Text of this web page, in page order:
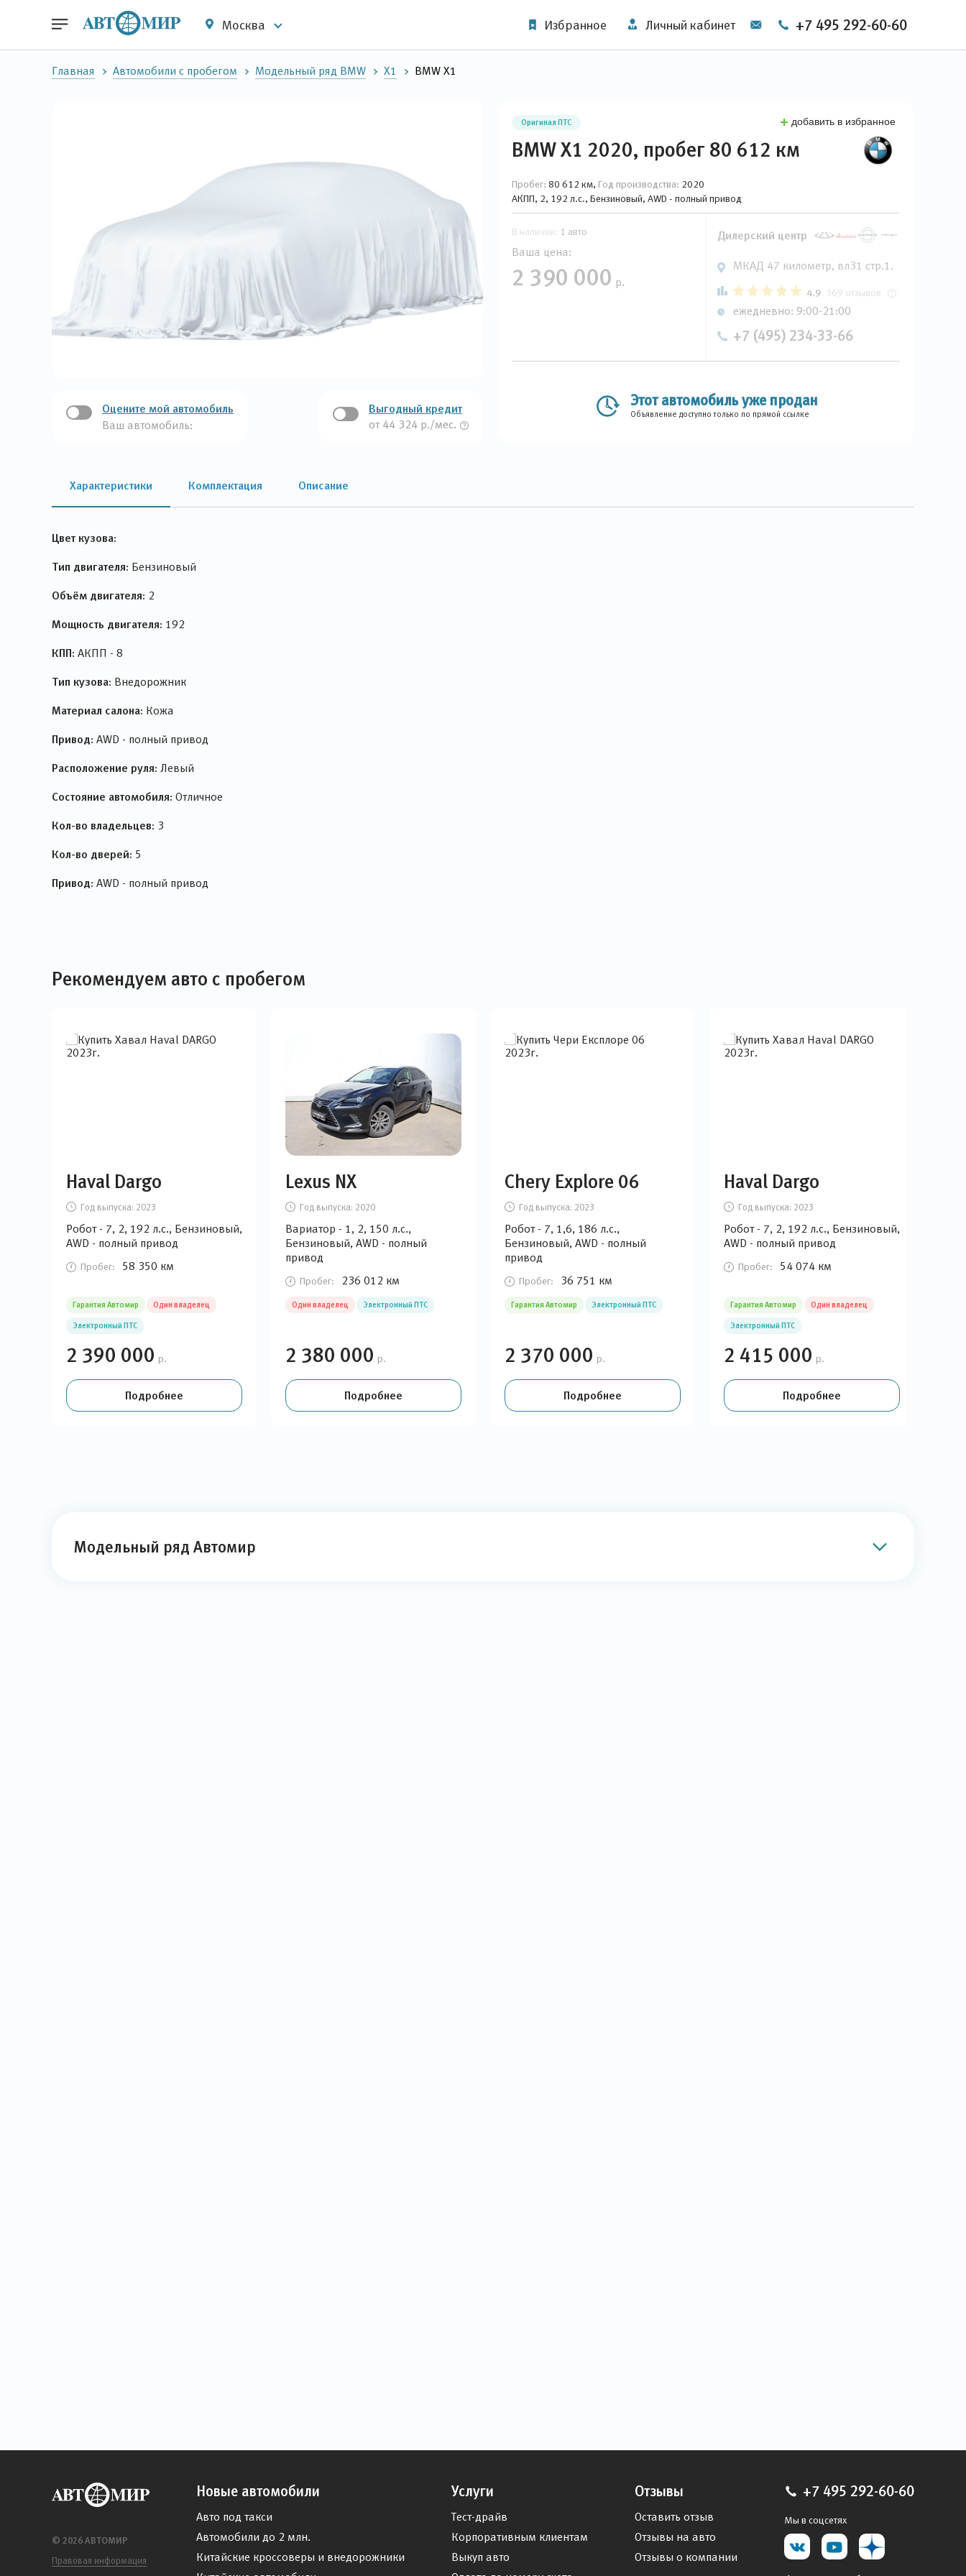
Москва Избранное Личный кабинет +7 495 292-60-60
Главная Автомобили с пробегом Модельный ряд BMW X1 BMW X1
Оцените мой автомобиль
Ваш автомобиль:
Выгодный кредит
от 44 324 р./мес.
Оригинал ПТС добавить в избранное
BMW X1 2020, пробег 80 612 км
Пробег: 80 612 км, Год производства: 2020
АКПП, 2, 192 л.с., Бензиновый, AWD - полный привод
В наличии: 1 авто
Ваша цена:
2 390 000 р.
Дилерский центр
МКАД 47 километр, вл31 стр.1.
4.9 369 отзывов
ежедневно: 9:00-21:00
+7 (495) 234-33-66
Этот автомобиль уже продан
Объявление доступно только по прямой ссылке
Характеристики Комплектация Описание
Цвет кузова:
Тип двигателя: Бензиновый
Объём двигателя: 2
Мощность двигателя: 192
КПП: АКПП - 8
Тип кузова: Внедорожник
Материал салона: Кожа
Привод: AWD - полный привод
Расположение руля: Левый
Состояние автомобиля: Отличное
Кол-во владельцев: 3
Кол-во дверей: 5
Привод: AWD - полный привод
Рекомендуем авто с пробегом
Haval Dargo
Год выпуска: 2023
Робот - 7, 2, 192 л.с., Бензиновый,
AWD - полный привод
Пробег: 58 350 км
Гарантия Автомир Один владелец
Электронный ПТС
2 390 000 р.
Подробнее
Lexus NX
Год выпуска: 2020
Вариатор - 1, 2, 150 л.с.,
Бензиновый, AWD - полный
привод
Пробег: 236 012 км
Один владелец Электронный ПТС
2 380 000 р.
Подробнее
Chery Explore 06
Год выпуска: 2023
Робот - 7, 1,6, 186 л.с.,
Бензиновый, AWD - полный
привод
Пробег: 36 751 км
Гарантия Автомир Электронный ПТС
2 370 000 р.
Подробнее
Haval Dargo
Год выпуска: 2023
Робот - 7, 2, 192 л.с., Бензиновый,
AWD - полный привод
Пробег: 54 074 км
Гарантия Автомир Один владелец
Электронный ПТС
2 415 000 р.
Подробнее
Модельный ряд Автомир
© 2026 АВТОМИР
Правовая информация
Новые автомобили
Авто под такси
Автомобили до 2 млн.
Китайские кроссоверы и внедорожники
Услуги
Тест-драйв
Корпоративным клиентам
Выкуп авто
Отзывы
Оставить отзыв
Отзывы на авто
Отзывы о компании
+7 495 292-60-60
Мы в соцсетях